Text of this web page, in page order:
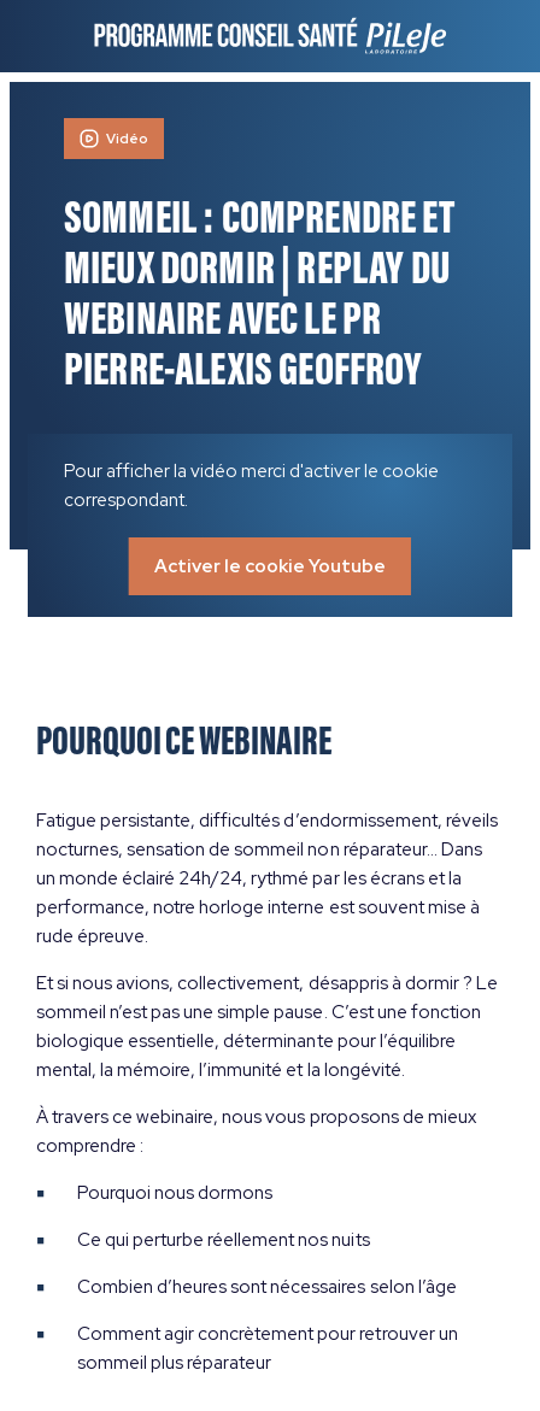
Vidéo
SOMMEIL : COMPRENDRE ET
MIEUX DORMIR | REPLAY DU
WEBINAIRE AVEC LE PR
PIERRE-ALEXIS GEOFFROY
Pour afficher la vidéo merci d'activer le cookie
correspondant.
Activer le cookie Youtube
POURQUOI CE WEBINAIRE
Fatigue persistante, difficultés d’endormissement, réveils
nocturnes, sensation de sommeil non réparateur… Dans
un monde éclairé 24h/24, rythmé par les écrans et la
performance, notre horloge interne est souvent mise à
rude épreuve.
Et si nous avions, collectivement, désappris à dormir ? Le
sommeil n’est pas une simple pause. C’est une fonction
biologique essentielle, déterminante pour l’équilibre
mental, la mémoire, l’immunité et la longévité.
À travers ce webinaire, nous vous proposons de mieux
comprendre :
Pourquoi nous dormons
Ce qui perturbe réellement nos nuits
Combien d’heures sont nécessaires selon l’âge
Comment agir concrètement pour retrouver un
sommeil plus réparateur